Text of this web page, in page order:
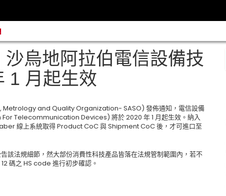
烏地阿拉伯電信設備技
1 月起生效
Metrology and Quality Organization- SASO) 發佈通知，電信設備
Telecommunication Devices) 將於 2020 年 1 月起生效。納入
線上系統取得 Product CoC 與 Shipment CoC 後，才可進口至
該法規細節，然大部份消費性科技產品皆落在法規管制範圍內，若不
碼之 HS code 進行初步確認。